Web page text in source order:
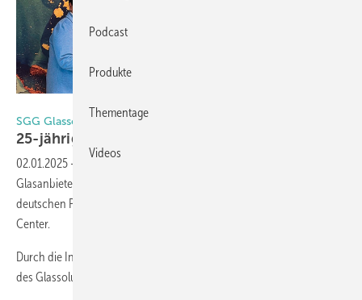
SGG Glassolutions | Mosa Glas
25-jährige
02.01.2025 -
Glasanbieter Mosa Glas auf die Zusammenarbeit mit seinem
deutschen Partner, dem Saint-Gobain Glassolutions Isolierglas-
Center.
Durch die Initiative von Michael Dobbe, damaliger Geschäftsführer
des Glassolutions-Standorts in Augustdorf, sowie
Podcast
Produkte
Thementage
Videos